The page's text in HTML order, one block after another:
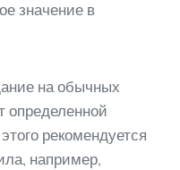
значение в
на обычных
определенной
рекомендуется
например,